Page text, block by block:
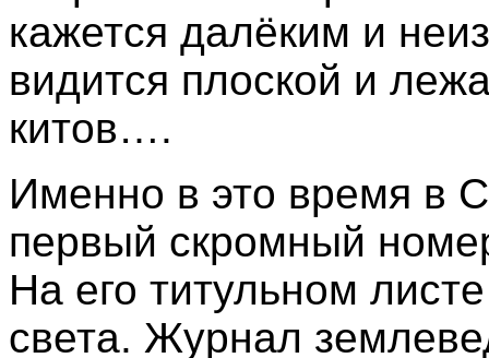
кажется далёким и
видится плоской и
китов….
Именно в это время в
первый скромный
На его титульном
света. Журнал